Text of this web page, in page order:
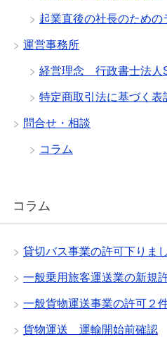
起業直後の社長のための
運営事務所
経営理念 行政書士法人
特定商取引法に基づく表
問合せ・相談
コラム
コラム
貸切バス事業の許可下りま
一般乗用旅客運送業の新規
一般貨物運送事業の許可２
貨物運送 運輸開始前確認